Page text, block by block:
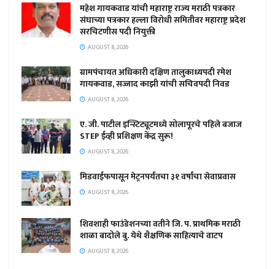
महेश गायकवाड यांची महाराष्ट्र राज्य मराठी पत्रकार
संघाच्या पत्रकार हल्ला विरोधी समितीवर महाराष्ट्र प्रदेश
सरचिटणीस पदी नियुक्ती
AUGUST 8, 2026
ग्रामपंचायत अधिकारी दक्षिण तालुकाध्यपदी रमेश
गायकवाड, सज्जाद काझी यांची सचिवपदी निवड
AUGUST 8, 2026
ए. जी. पाटील इन्स्टिट्यूटमध्ये सोलापूरचे पहिले बजाज
STEP ईव्ही प्रशिक्षण केंद्र सुरू!
AUGUST 8, 2026
मिडवाईफपासून मेट्रनपर्यंतचा ३१ वर्षांचा सेवाप्रवास
AUGUST 8, 2026
शिवशाही फाउंडेशनच्या वतीने जि. प. प्राथमिक मराठी
शाळा बादोले बु. येथे शैक्षणिक साहित्याचे वाटप
AUGUST 8, 2026